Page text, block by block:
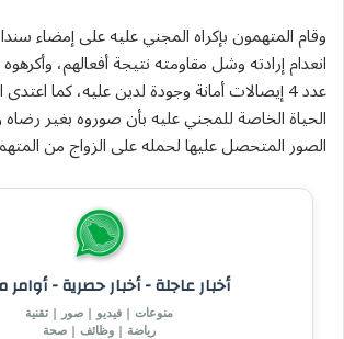
وقام المتهمون بإكراه المجني عليه على إمضاء
انعدام إرادته وشل مقاومته نتيجة أفعالهم،
عدد 4 إيصالات أمانة وجودة لدين عليه، كما
الحياة الخاصة للمجني عليه بأن صوروه بغير
الصور المتحصل عليها لحمله على الزواج من
أخبار عاجلة - أخبار حصرية - أوامر
منوعات | فيديو | صور | تقنية
رياضة | وظائف | صحة